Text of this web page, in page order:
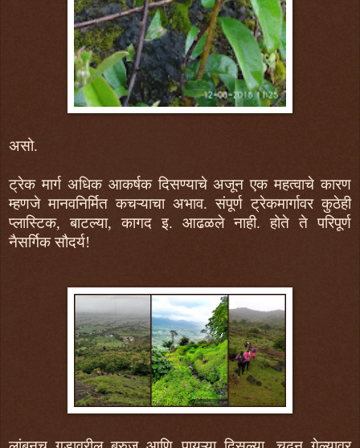
असो.
ट्रेक मार्ग अधिक आकर्षक दिसण्याचे अजून एक महत्वाचे कारण
म्हणजे मानवनिर्मित कचऱ्याचा अभाव. संपूर्ण ट्रेकमार्गावर कुठेही
प्लास्टिक, बाटल्या, कागद इ. आढळले नाही. होते ते परिपूर्ण
नैसर्गिक सौदर्य!